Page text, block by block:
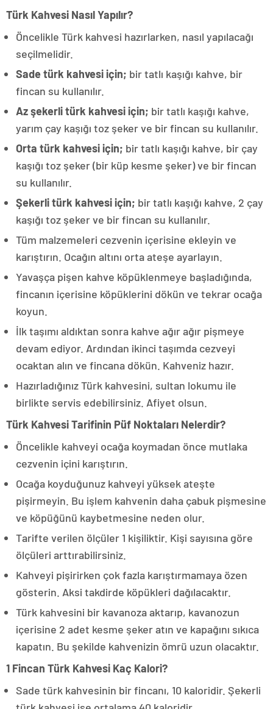
Türk Kahvesi Nasıl Yapılır?
Öncelikle Türk kahvesi hazırlarken, nasıl yapılacağı
seçilmelidir.
Sade türk kahvesi için; bir tatlı kaşığı kahve, bir
fincan su kullanılır.
Az şekerli türk kahvesi için; bir tatlı kaşığı kahve,
yarım çay kaşığı toz şeker ve bir fincan su kullanılır.
Orta türk kahvesi için; bir tatlı kaşığı kahve, bir çay
kaşığı toz şeker (bir küp kesme şeker) ve bir fincan
su kullanılır.
Şekerli türk kahvesi için; bir tatlı kaşığı kahve, 2 çay
kaşığı toz şeker ve bir fincan su kullanılır.
Tüm malzemeleri cezvenin içerisine ekleyin ve
karıştırın. Ocağın altını orta ateşe ayarlayın.
Yavaşça pişen kahve köpüklenmeye başladığında,
fincanın içerisine köpüklerini dökün ve tekrar ocağa
koyun.
İlk taşımı aldıktan sonra kahve ağır ağır pişmeye
devam ediyor. Ardından ikinci taşımda cezveyi
ocaktan alın ve fincana dökün. Kahveniz hazır.
Hazırladığınız Türk kahvesini, sultan lokumu ile
birlikte servis edebilirsiniz. Afiyet olsun.
Türk Kahvesi Tarifinin Püf Noktaları Nelerdir?
Öncelikle kahveyi ocağa koymadan önce mutlaka
cezvenin içini karıştırın.
Ocağa koyduğunuz kahveyi yüksek ateşte
pişirmeyin. Bu işlem kahvenin daha çabuk pişmesine
ve köpüğünü kaybetmesine neden olur.
Tarifte verilen ölçüler 1 kişiliktir. Kişi sayısına göre
ölçüleri arttırabilirsiniz.
Kahveyi pişirirken çok fazla karıştırmamaya özen
gösterin. Aksi takdirde köpükleri dağılacaktır.
Türk kahvesini bir kavanoza aktarıp, kavanozun
içerisine 2 adet kesme şeker atın ve kapağını sıkıca
kapatın. Bu şekilde kahvenizin ömrü uzun olacaktır.
1 Fincan Türk Kahvesi Kaç Kalori?
Sade türk kahvesinin bir fincanı, 10 kaloridir. Şekerli